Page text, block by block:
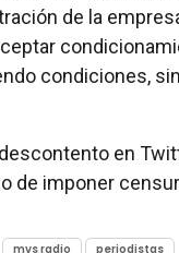
de la
condiciones,
en
de imponer
mvs radio periodistas